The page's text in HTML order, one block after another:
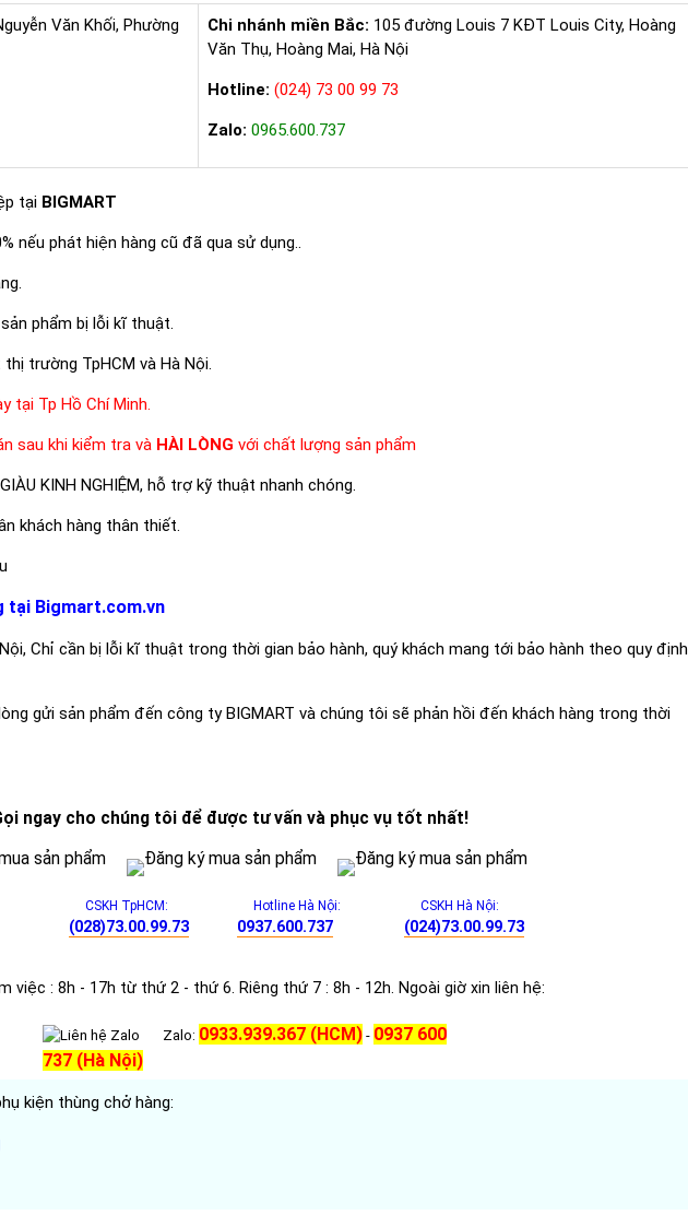
Văn Khối, Phường
Chi nhánh miền Bắc: 105 đường Louis 7 KĐT Louis City, Hoàng
Văn Thụ, Hoàng Mai, Hà Nội
Hotline: (024) 73 00 99 73
Zalo: 0965.600.737
tại BIGMART
nếu phát hiện hàng cũ đã qua sử dụng..
phẩm bị lỗi kĩ thuật.
trường TpHCM và Hà Nội.
tại Tp Hồ Chí Minh.
sau khi kiểm tra và HÀI LÒNG với chất lượng sản phẩm
KINH NGHIỆM, hỗ trợ kỹ thuật nhanh chóng.
khách hàng thân thiết.
tại Bigmart.com.vn
Chỉ cần bị lỗi kĩ thuật trong thời gian bảo hành, quý khách mang tới bảo hành theo quy định
gửi sản phẩm đến công ty BIGMART và chúng tôi sẽ phản hồi đến khách hàng trong thời
ngay cho chúng tôi để được tư vấn và phục vụ tốt nhất!
CSKH TpHCM:
(028)73.00.99.73
Hotline Hà Nội:
0937.600.737
CSKH Hà Nội:
(024)73.00.99.73
việc : 8h - 17h từ thứ 2 - thứ 6. Riêng thứ 7 : 8h - 12h. Ngoài giờ xin liên hệ:
Zalo: 0933.939.367 (HCM)- 0937 600
737 (Hà Nội)
kiện thùng chở hàng: